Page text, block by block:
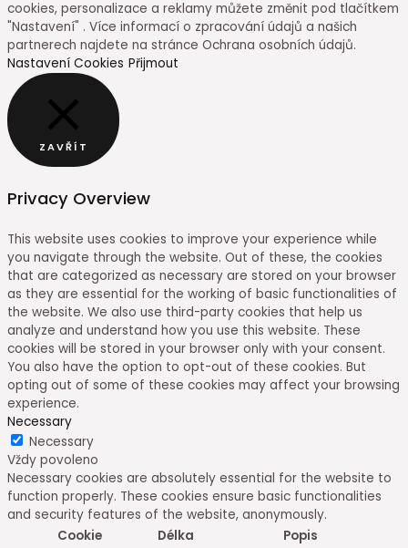
ZAVŘÍT
Privacy Overview
This website uses cookies to improve your experience while
you navigate through the website. Out of these, the cookies
as they are essential for the working of basic functionalities of
analyze and understand how you use this website. These
cookies will be stored in your browser only with your consent.
You also have the option to opt-out of these cookies. But
opting out of some of these cookies may affect your browsing
experience.
Necessary
Necessary
Vždy povoleno
Necessary cookies are absolutely essential for the website to
function properly. These cookies ensure basic functionalities
and security features of the website, anonymously.
Cookie
cookielawinfo-
checkbox-analytics
11
months
Cookie Consent plugin. The
cookie is used to store the user
consent for the cookies in the
category "Analytics".